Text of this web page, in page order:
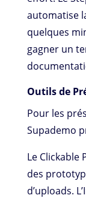
automatise
quelques
gagner un
Outils de
Pour les
Supademo
Le
des
d’uploads.